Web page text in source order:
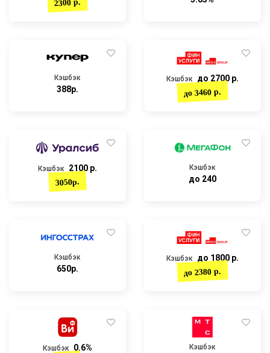
2300 р.
Кэшбэк
388р.
Кэшбэк до 2700 р.
до 3460 р.
Кэшбэк 2100 р.
3050р.
Кэшбэк
до 240
Кэшбэк
650р.
Кэшбэк до 1800 р.
до 2380 р.
Кэшбэк 0.6% Кэшбэк